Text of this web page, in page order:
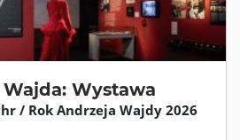
Wystawa
/ Rok Andrzeja Wajdy 2026